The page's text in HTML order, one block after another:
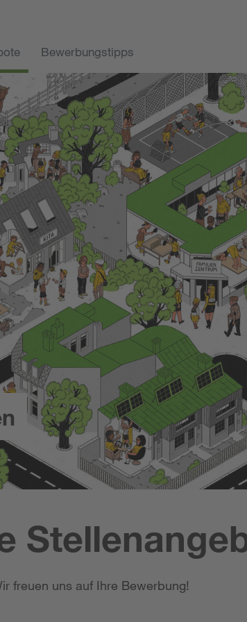
Bewerbungstipps
freuen uns auf Ihre Bewerbung!